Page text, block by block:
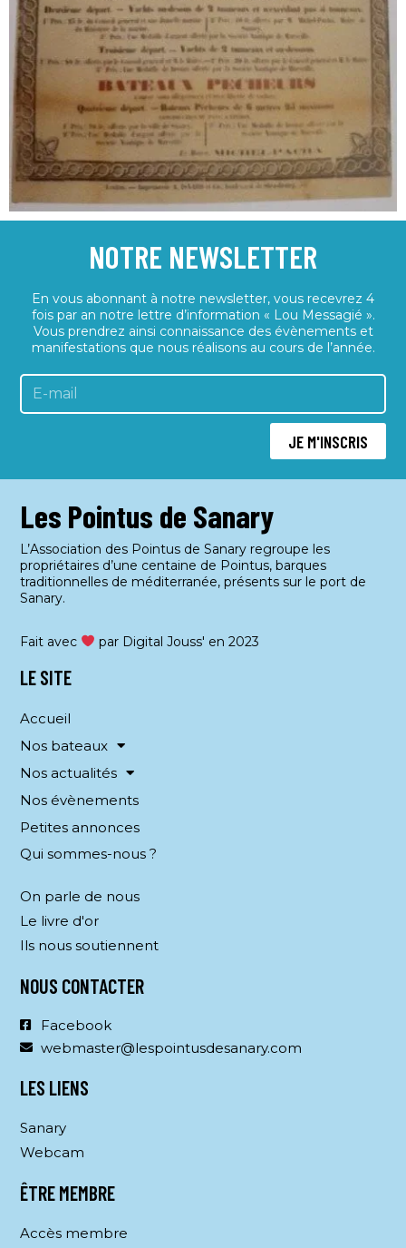
NOTRE NEWSLETTER
En vous abonnant à notre newsletter, vous recevrez 4
fois par an notre lettre d’information « Lou Messagié ».
Vous prendrez ainsi connaissance des évènements et
manifestations que nous réalisons au cours de l’année.
JE M'INSCRIS
Les Pointus de Sanary
L’Association des Pointus de Sanary regroupe les
propriétaires d’une centaine de Pointus, barques
traditionnelles de méditerranée, présents sur le port de
Sanary.
Fait avec par Digital Jouss' en 2023
LE SITE
Accueil
Nos bateaux
Nos actualités
Nos évènements
Petites annonces
Qui sommes-nous ?
On parle de nous
Le livre d'or
Ils nous soutiennent
NOUS CONTACTER
Facebook
webmaster@lespointusdesanary.com
LES LIENS
Sanary
Webcam
ÊTRE MEMBRE
Accès membre